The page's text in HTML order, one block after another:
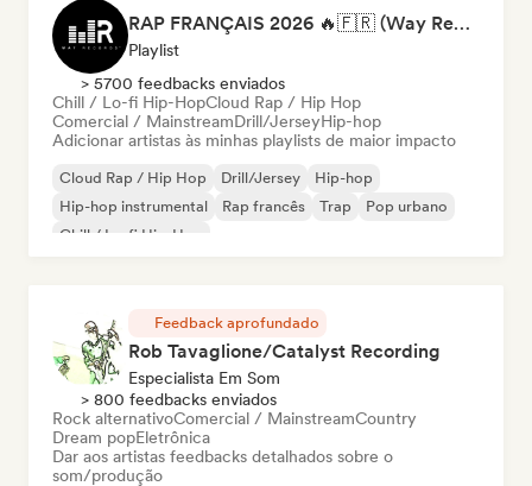
RAP FRANÇAIS 2026 🔥🇫🇷 (Way Records)
Playlist
> 5700 feedbacks enviados
Chill / Lo-fi Hip-HopCloud Rap / Hip Hop
Comercial / MainstreamDrill/JerseyHip-hop
Adicionar artistas às minhas playlists de maior impacto
Cloud Rap / Hip Hop Drill/Jersey
Hip-hop
Hip-hop instrumental
Rap francês Trap
Pop urbano
Chill / Lo-fi Hip-Hop
Feedback aprofundado
Rob Tavaglione/Catalyst Recording
Especialista Em Som
> 800 feedbacks enviados
Rock alternativoComercial / MainstreamCountry
Dream popEletrônica
Dar aos artistas feedbacks detalhados sobre o
som/produção